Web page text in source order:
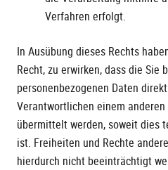
Verfahren erfolgt.
In Ausübung dieses Rechts
Recht, zu erwirken, dass die Sie
personenbezogenen Daten
Verantwortlichen einem
übermittelt werden, soweit dies
ist. Freiheiten und Rechte
hierdurch nicht beeinträchtigt